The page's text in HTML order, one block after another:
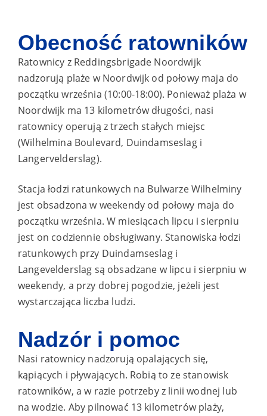
Obecność ratowników
Ratownicy z Reddingsbrigade Noordwijk
nadzorują plaże w Noordwijk od połowy maja do
początku września (10:00-18:00). Ponieważ plaża w
Noordwijk ma 13 kilometrów długości, nasi
ratownicy operują z trzech stałych miejsc
(Wilhelmina Boulevard, Duindamseslag i
Langervelderslag).
Stacja łodzi ratunkowych na Bulwarze Wilhelminy
jest obsadzona w weekendy od połowy maja do
początku września. W miesiącach lipcu i sierpniu
jest on codziennie obsługiwany. Stanowiska łodzi
ratunkowych przy Duindamseslag i
Langevelderslag są obsadzane w lipcu i sierpniu w
weekendy, a przy dobrej pogodzie, jeżeli jest
wystarczająca liczba ludzi.
Nadzór i pomoc
Nasi ratownicy nadzorują opalających się,
kąpiących i pływających. Robią to ze stanowisk
ratowników, a w razie potrzeby z linii wodnej lub
na wodzie. Aby pilnować 13 kilometrów plaży,